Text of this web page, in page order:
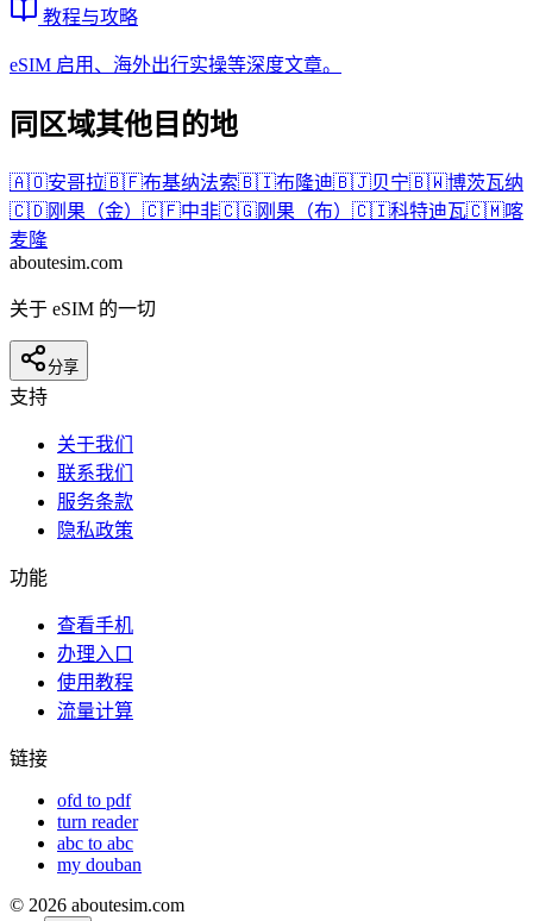
教程与攻略
eSIM 启用、海外出行实操等深度文章。
同区域其他目的地
🇦🇴安哥拉🇧🇫布基纳法索🇧🇮布隆迪🇧🇯贝宁🇧🇼博茨瓦纳
🇨🇩刚果（金） 🇨🇫中非🇨🇬刚果（布） 🇨🇮科特迪瓦🇨🇲喀
麦隆
aboutesim.com
关于 eSIM 的一切
分享
支持
关于我们
联系我们
服务条款
隐私政策
功能
查看手机
办理入口
使用教程
流量计算
链接
ofd to pdf
turn reader
abc to abc
my douban
© 2026 aboutesim.com